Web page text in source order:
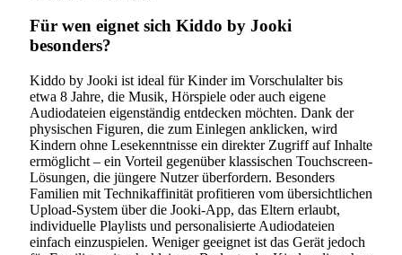
Für wen eignet sich Kiddo by Jooki
besonders?
Kiddo by Jooki ist ideal für Kinder im Vorschulalter bis
etwa 8 Jahre, die Musik, Hörspiele oder auch eigene
Audiodateien eigenständig entdecken möchten. Dank der
physischen Figuren, die zum Einlegen anklicken, wird
Kindern ohne Lesekenntnisse ein direkter Zugriff auf Inhalte
ermöglicht – ein Vorteil gegenüber klassischen Touchscreen-
Lösungen, die jüngere Nutzer überfordern. Besonders
Familien mit Technikaffinität profitieren vom übersichtlichen
Upload-System über die Jooki-App, das Eltern erlaubt,
individuelle Playlists und personalisierte Audiodateien
einfach einzuspielen. Weniger geeignet ist das Gerät jedoch